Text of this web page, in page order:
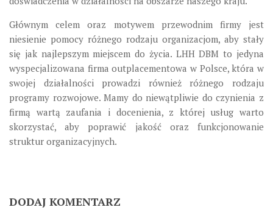
Głównym celem oraz motywem przewodnim firmy jest
niesienie pomocy różnego rodzaju organizacjom, aby stały
się jak najlepszym miejscem do życia. LHH DBM to jedyna
wyspecjalizowana firma outplacementowa w Polsce, która w
swojej działalności prowadzi również różnego rodzaju
programy rozwojowe. Mamy do niewątpliwie do czynienia z
firmą wartą zaufania i docenienia, z której usług warto
skorzystać, aby poprawić jakość oraz funkcjonowanie
struktur organizacyjnych.
DODAJ KOMENTARZ